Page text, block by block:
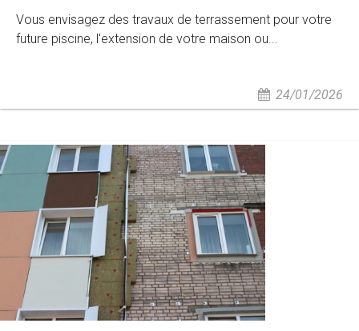
Vous envisagez des travaux de terrassement pour votre
future piscine, l'extension de votre maison ou...
24/01/2026